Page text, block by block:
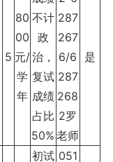
5
80
00
元/
学
年
不计
政
治，
复试
成绩
占比
50%
287
267
6/6
287
268
2罗
老师
是
初试 051